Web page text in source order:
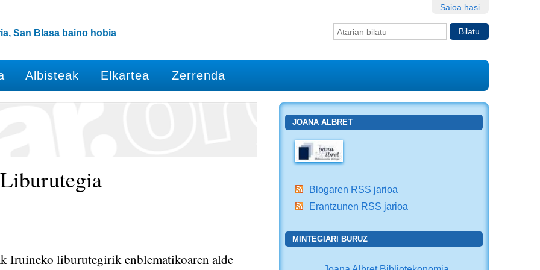
Saioa hasi
Bilatu atarian
San Blasa baino hobia
Albisteak Elkartea Zerrenda
Iruineko liburutegirik enblematikoaren alde
JOANA ALBRET
Blogaren RSS jarioa
Erantzunen RSS jarioa
MINTEGIARI BURUZ